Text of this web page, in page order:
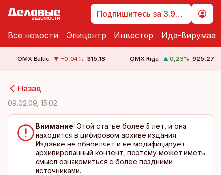
Подпишитесь за 3.99 €
Все новости Эпицентр Инвестор Ида-Вирумаа
OMX Baltic −0,04% 315,18 OMX Riga 0,23% 925,27
Назад
09.02.09, 15:02
Внимание! Этой статье более 5 лет, и она
находится в цифировом архиве издания.
Издание не обновляет и не модифицирует
архивированный контент, поэтому может иметь
смысл ознакомиться с более поздними
источниками.